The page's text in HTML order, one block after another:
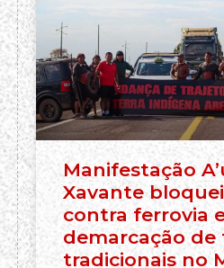
Manifestação
Xavante
contra ferrovia
demarcação
tradicionais no